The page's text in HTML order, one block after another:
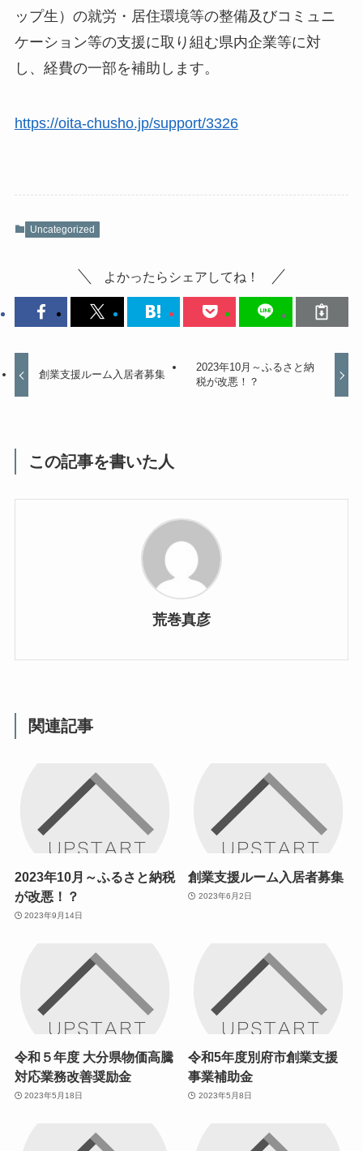
ップ生）の就労・居住環境等の整備及びコミュニ
ケーション等の支援に取り組む県内企業等に対
し、経費の一部を補助します。
https://oita-chusho.jp/support/3326
Uncategorized
よかったらシェアしてね！
創業支援ルーム入居者募集
2023年10月～ふるさと納
税が改悪！？
この記事を書いた人
荒巻真彦
関連記事
2023年10月～ふるさと納税
が改悪！？
2023年9月14日
創業支援ルーム入居者募集
2023年6月2日
令和５年度 大分県物価高騰
対応業務改善奨励金
2023年5月18日
令和5年度別府市創業支援
事業補助金
2023年5月8日